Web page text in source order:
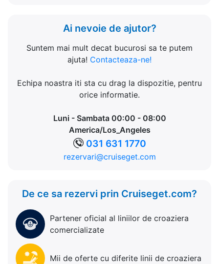
Ai nevoie de ajutor?
Suntem mai mult decat bucurosi sa te putem
ajuta! Contacteaza-ne!
Echipa noastra iti sta cu drag la dispozitie, pentru
orice informatie.
Luni - Sambata 00:00 - 08:00
America/Los_Angeles
031 631 1770
rezervari@cruiseget.com
De ce sa rezervi prin Cruiseget.com?
Partener oficial al liniilor de croaziera
comercializate
Mii de oferte cu diferite linii de croaziera